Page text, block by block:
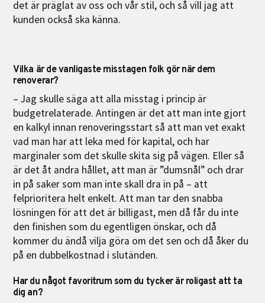
det är präglat av oss och vår stil, och så vill jag att
kunden också ska känna.
Vilka är de vanligaste misstagen folk gör när dem
renoverar?
– Jag skulle säga att alla misstag i princip är
budgetrelaterade. Antingen är det att man inte gjort
en kalkyl innan renoveringsstart så att man vet exakt
vad man har att leka med för kapital, och har
marginaler som det skulle skita sig på vägen. Eller så
är det åt andra hållet, att man är ”dumsnål” och drar
in på saker som man inte skall dra in på – att
felprioritera helt enkelt. Att man tar den snabba
lösningen för att det är billigast, men då får du inte
den finishen som du egentligen önskar, och då
kommer du ändå vilja göra om det sen och då åker du
på en dubbelkostnad i slutänden.
Har du något favoritrum som du tycker är roligast att ta
dig an?